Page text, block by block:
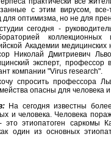
с этим вирусом,
для оптимизма, но не для
сегодня -
коллекционных
Академии медицинских
Николай Дмитриевич
эксперт, профессор
компании "Virus research".
спросить профессора
опасны для человека
На сегодня известны
и человека. Человека
это этиопатоген
один из основных